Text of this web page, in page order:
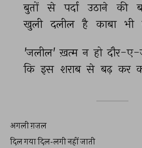
बुतों से पर्दा उठाने की
खुली दलील है काबा भी
'जलील' ख़त्म न हो दौर-
कि इस शराब से बढ़ कर
अगली ग़ज़ल
दिल गया दिल-लगी नहीं जाती